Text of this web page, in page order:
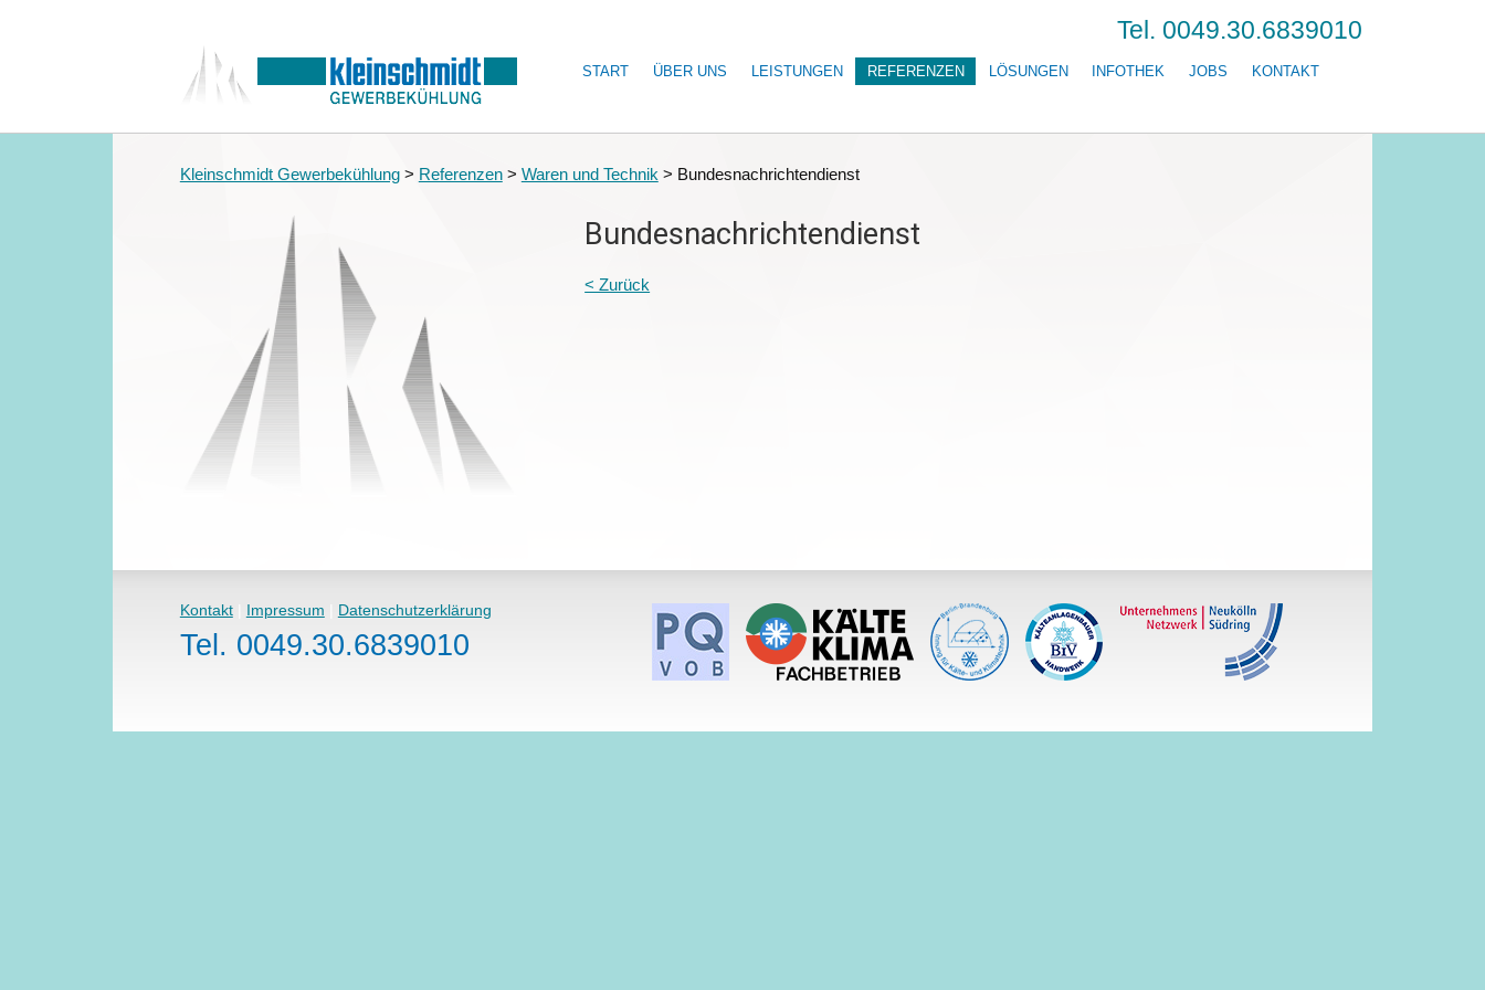
Tel. 0049.30.6839010
START ÜBER UNS LEISTUNGEN REFERENZEN LÖSUNGEN INFOTHEK JOBS KONTAKT
Kleinschmidt Gewerbekühlung> Referenzen> Waren und Technik > Bundesnachrichtendienst
Bundesnachrichtendienst
< Zurück
Kontakt| Impressum Datenschutzerklärung
Tel. 0049.30.6839010